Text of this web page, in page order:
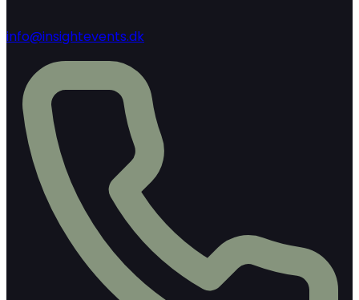
info@insightevents.dk